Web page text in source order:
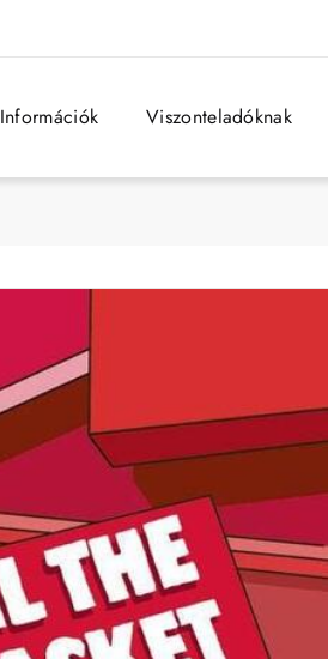
Információk Viszonteladóknak